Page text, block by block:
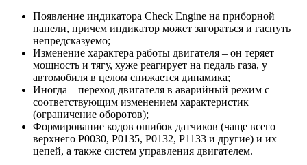
Появление индикатора Check Engine на приборной
панели, причем индикатор может загораться и гаснуть
непредсказуемо;
Изменение характера работы двигателя – он теряет
мощность и тягу, хуже реагирует на педаль газа, у
автомобиля в целом снижается динамика;
Иногда – переход двигателя в аварийный режим с
соответствующим изменением характеристик
(ограничение оборотов);
Формирование кодов ошибок датчиков (чаще всего
верхнего P0030, P0135, P0132, P1133 и другие) и их
цепей, а также систем управления двигателем.